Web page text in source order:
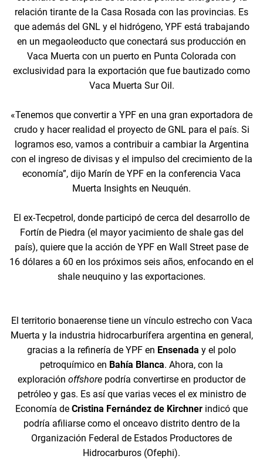
relación tirante de la Casa Rosada con las provincias. Es
que además del GNL y el hidrógeno, YPF está trabajando
en un megaoleoducto que conectará sus producción en
Vaca Muerta con un puerto en Punta Colorada con
exclusividad para la exportación que fue bautizado como
Vaca Muerta Sur Oil.
«Tenemos que convertir a YPF en una gran exportadora de
crudo y hacer realidad el proyecto de GNL para el país. Si
logramos eso, vamos a contribuir a cambiar la Argentina
con el ingreso de divisas y el impulso del crecimiento de la
economía”, dijo Marín de YPF en la conferencia Vaca
Muerta Insights en Neuquén.
El ex-Tecpetrol, donde participó de cerca del desarrollo de
Fortín de Piedra (el mayor yacimiento de shale gas del
país), quiere que la acción de YPF en Wall Street pase de
16 dólares a 60 en los próximos seis años, enfocando en el
shale neuquino y las exportaciones.
El territorio bonaerense tiene un vínculo estrecho con Vaca
Muerta y la industria hidrocarburífera argentina en general,
gracias a la refinería de YPF en Ensenada y el polo
petroquímico en Bahía Blanca. Ahora, con la
exploración offshore podría convertirse en productor de
petróleo y gas. Es así que varias veces el ex ministro de
Economía de Cristina Fernández de Kirchner indicó que
podría afiliarse como el onceavo distrito dentro de la
Organización Federal de Estados Productores de
Hidrocarburos (Ofephi).